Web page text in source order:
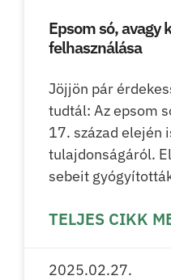
Epsom só, avagy
felhasználása
Jöjjön pár
tudtál: Az epsom
17. század elején
tulajdonságáról.
sebeit
TELJES CIKK
2025.02.27.